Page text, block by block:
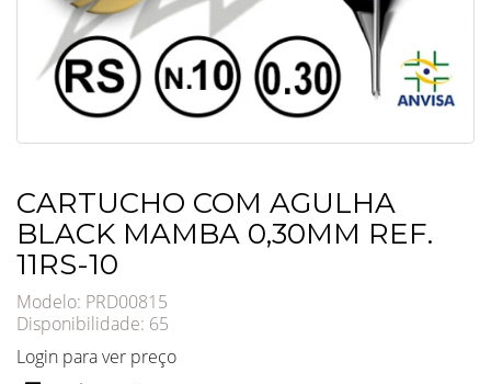
CARTUCHO COM AGULHA
BLACK MAMBA 0,30MM REF.
11RS-10
Modelo: PRD00815
Disponibilidade: 65
Login para ver preço